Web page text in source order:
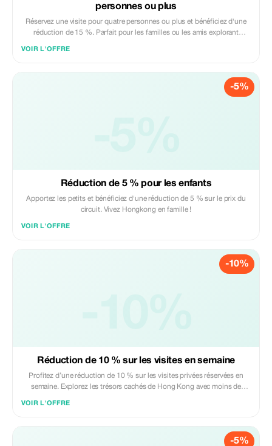
personnes ou plus
Réservez une visite pour quatre personnes ou plus et bénéficiez d'une
réduction de 15 %. Parfait pour les familles ou les amis explorant
VOIR L'OFFRE
-5%
Réduction de 5 % pour les enfants
Apportez les petits et bénéficiez d'une réduction de 5 % sur le prix du
circuit. Vivez Hongkong en famille !
VOIR L'OFFRE
-10%
Réduction de 10 % sur les visites en semaine
Profitez d’une réduction de 10 % sur les visites privées réservées en
semaine. Explorez les trésors cachés de Hong Kong avec moins de
VOIR L'OFFRE
-5%